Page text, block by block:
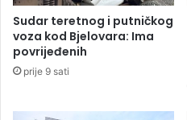
D
a
n
k
e
l
i
e
l
g
Sudar teretnog i putničkog
voza kod Bjelovara: Ima
povrijeđenih
prije 9 sati